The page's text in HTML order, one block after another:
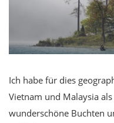
Ich habe für dies
Vietnam und Malaysia
wunderschöne Buchten